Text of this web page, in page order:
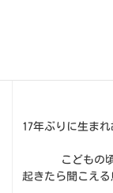
17年ぶりに生ま
こどもの
起きたら聞こえ